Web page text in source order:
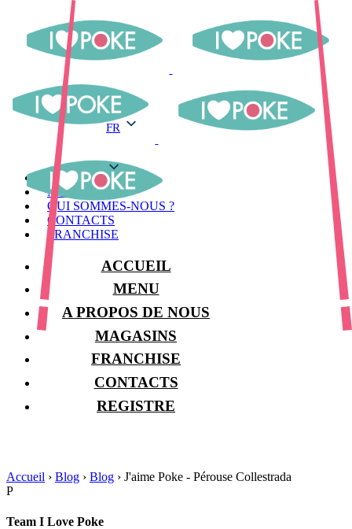
FR
MENU
MAGASINS
QUI SOMMES-NOUS ?
CONTACTS
FRANCHISE
ACCUEIL
MENU
A PROPOS DE NOUS
MAGASINS
FRANCHISE
CONTACTS
REGISTRE
Accueil › Blog › Blog › J'aime Poke - Pérouse Collestrada
P
Team I Love Poke